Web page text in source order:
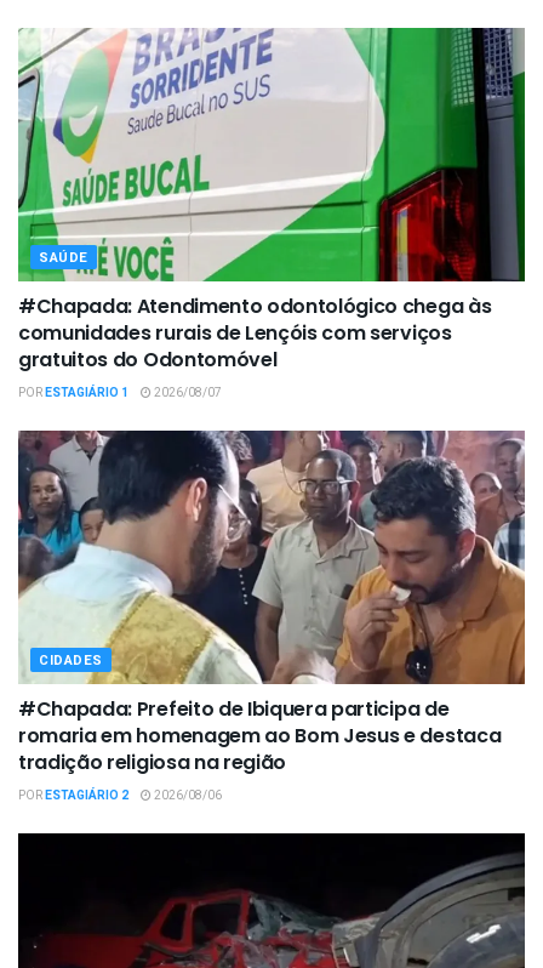
SAÚDE
#Chapada: Atendimento odontológico chega às
comunidades rurais de Lençóis com serviços
gratuitos do Odontomóvel
PORESTAGIÁRIO 1 2026/08/07
CIDADES
#Chapada: Prefeito de Ibiquera participa de
romaria em homenagem ao Bom Jesus e destaca
tradição religiosa na região
PORESTAGIÁRIO 2 2026/08/06